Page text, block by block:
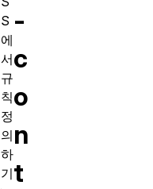
-
c
o
n
t
S
에
서
규
칙
정
의
하
기